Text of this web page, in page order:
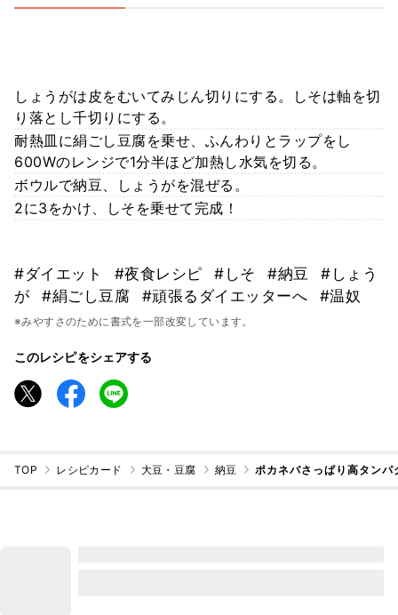
しょうがは皮をむいてみじん切りにする。しそは軸を切
り落とし千切りにする。
耐熱皿に絹ごし豆腐を乗せ、ふんわりとラップをし
600Wのレンジで1分半ほど加熱し水気を切る。
ボウルで納豆、しょうがを混ぜる。
2に3をかけ、しそを乗せて完成！
#ダイエット #夜食レシピ #しそ #納豆
#しょう
が
#絹ごし豆腐 #頑張るダイエッターへ #温奴
※みやすさのために書式を一部改変しています。
このレシピをシェアする
TOP レシピカード 大豆・豆腐 納豆 ポカネバさっぱり高タン